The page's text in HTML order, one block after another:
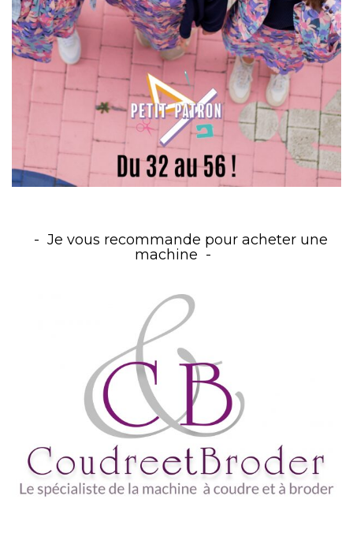
Je vous recommande pour acheter une
machine